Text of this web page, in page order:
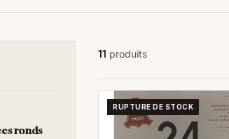
ronds
11 produits
RUPTURE DE STOCK